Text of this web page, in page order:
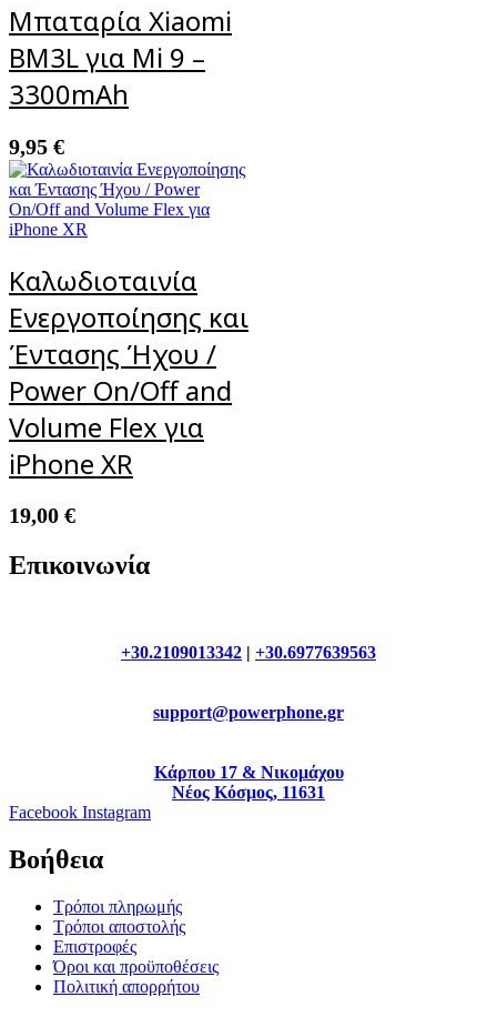
Μπαταρία Xiaomi
BM3L για Mi 9 –
3300mAh
9,95 €
Καλωδιοταινία
Ενεργοποίησης και
Έντασης Ήχου /
Power On/Off and
Volume Flex για
iPhone XR
19,00 €
Επικοινωνία
+30.2109013342 | +30.6977639563
support@powerphone.gr
Κάρπου 17 & Νικομάχου
Νέος Κόσμος, 11631
Facebook Instagram
Βοήθεια
Τρόποι πληρωμής
Τρόποι αποστολής
Επιστροφές
Όροι και προϋποθέσεις
Πολιτική απορρήτου